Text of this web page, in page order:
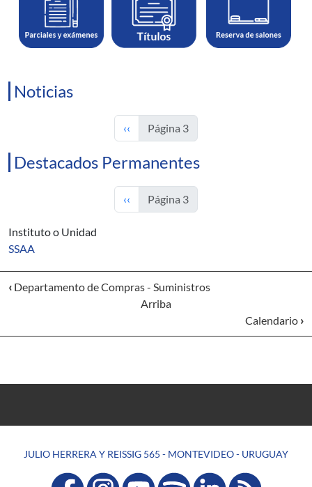
Noticias
Página anterior
‹‹ Página 3
Destacados Permanentes
Página anterior
‹‹ Página 3
Instituto o Unidad
SSAA
‹ Departamento de Compras - Suministros
Arriba
Calendario ›
JULIO HERRERA Y REISSIG 565 - MONTEVIDEO - URUGUAY